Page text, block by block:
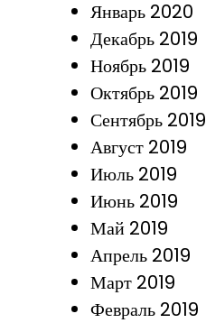
Январь 2020
Декабрь 2019
Ноябрь 2019
Октябрь 2019
Сентябрь 2019
Август 2019
Июль 2019
Июнь 2019
Май 2019
Апрель 2019
Март 2019
Февраль 2019